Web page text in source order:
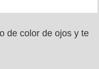
de color de ojos y te